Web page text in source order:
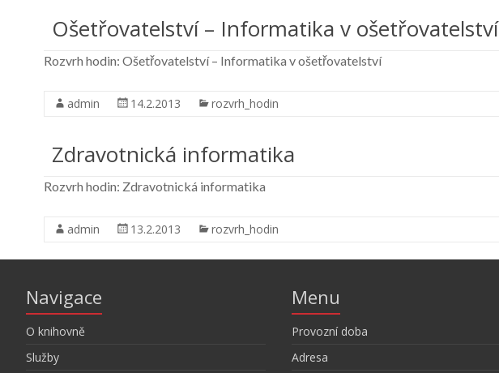
Ošetřovatelství – Informatika v ošetřovatelství
Rozvrh hodin: Ošetřovatelství – Informatika v ošetřovatelství
admin 14.2.2013 rozvrh_hodin
Zdravotnická informatika
Rozvrh hodin: Zdravotnická informatika
admin 13.2.2013 rozvrh_hodin
Navigace
O knihovně
Služby
Menu
Provozní doba
Adresa